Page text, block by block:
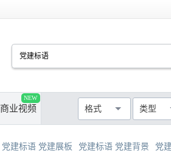
商业视频
NEW 像素
>50cm
>300cm
类型
CDR AI
AVI WMF
格式
党建标语 党建展板 党建标语 党建背景 党